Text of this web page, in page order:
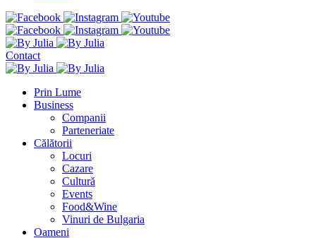
Contact
Prin Lume
Business
Companii
Parteneriate
Călătorii
Locuri
Cazare
Cultură
Events
Food&Wine
Vinuri de Bulgaria
Oameni